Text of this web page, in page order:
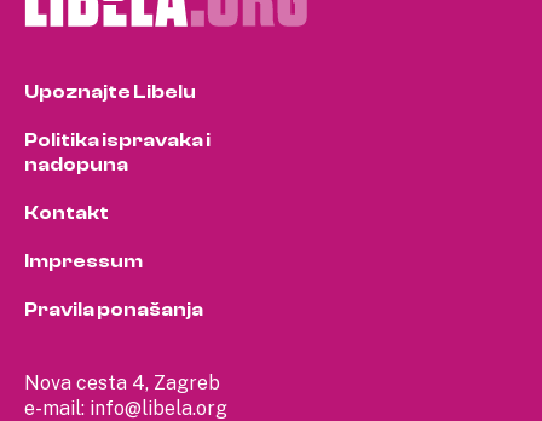
Nova cesta 4, Zagreb
e-mail: info@libela.org
Upoznajte Libelu
Politika ispravaka i
nadopuna
Kontakt
Impressum
Pravila ponašanja